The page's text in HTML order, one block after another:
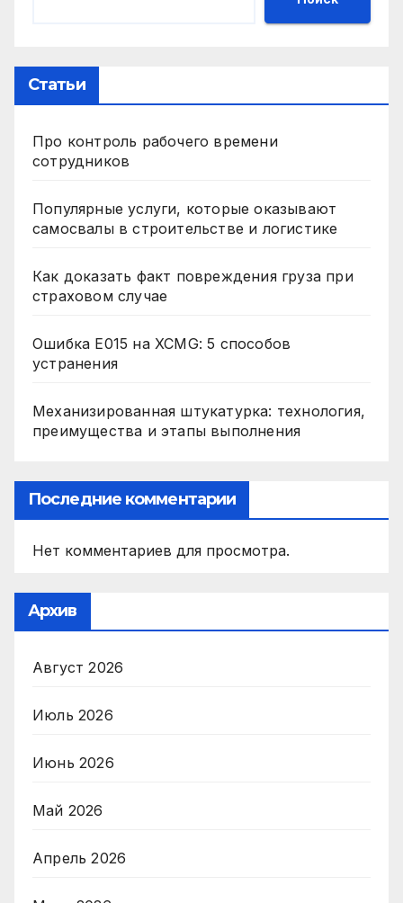
Статьи
Про контроль рабочего времени
сотрудников
Популярные услуги, которые оказывают
самосвалы в строительстве и логистике
Как доказать факт повреждения груза при
страховом случае
Ошибка E015 на XCMG: 5 способов
устранения
Механизированная штукатурка: технология,
преимущества и этапы выполнения
Последние комментарии
Нет комментариев для просмотра.
Архив
Август 2026
Июль 2026
Июнь 2026
Май 2026
Апрель 2026